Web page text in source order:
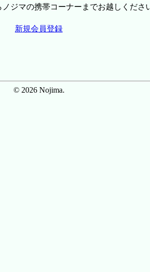
ジマの携帯コーナーまでお越しくださ
新規会員登録
© 2026 Nojima.